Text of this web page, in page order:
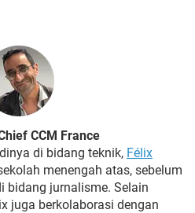
CCM France
di bidang teknik, Félix
menengah atas, sebelum
bidang jurnalisme. Selain
juga berkolaborasi dengan